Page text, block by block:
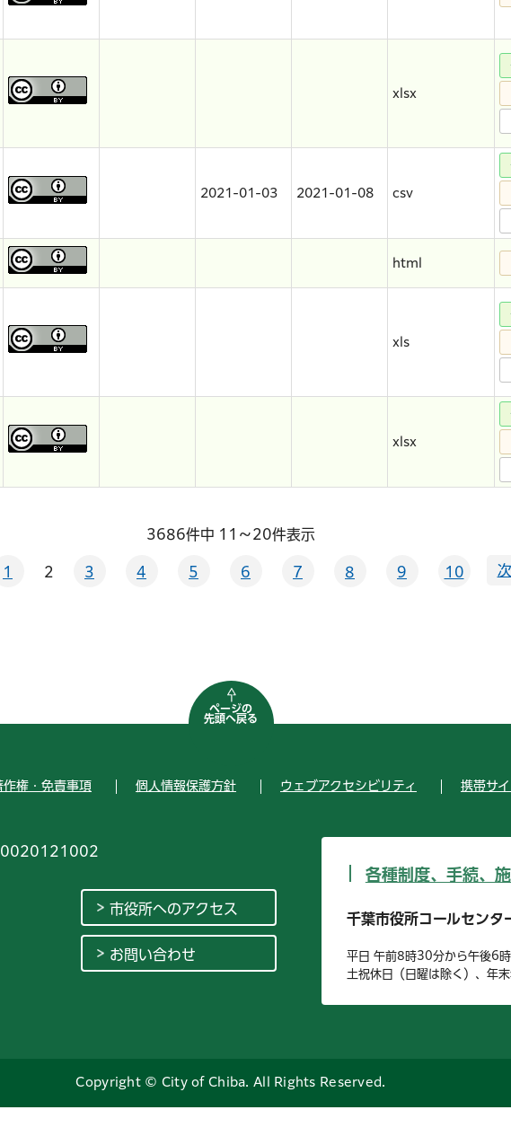
xlsx
2021-01-03 2021-01-08 csv
html
xls
xlsx
3686件中 11～20件表示
1 2 3 4 5 6 7 8 9 10
ページの
先頭へ戻る
作権・免責事項 個人情報保護方針 ウェブアクセシビリティ 携帯サ
市役所へのアクセス
お問い合わせ
各種制度、手続、
千葉市役所コールセンタ
平日 午前8時30分から午後6時
土祝休日（日曜は除く）、年
Copyright © City of Chiba. All Rights Reserved.